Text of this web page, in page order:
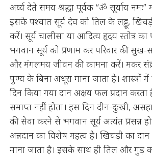
अर्घ्य देते समय श्रद्धा पूर्वक “ॐ सूर्याय नमः”
इसके पश्चात सूर्य देव को तिल के लड्डू,
करें। सूर्य चालीसा या आदित्य हृदय स्तोत्र
भगवान सूर्य को प्रणाम कर परिवार की सुख-
और मंगलमय जीवन की कामना करें। मकर
पुण्य के बिना अधूरा माना जाता है। शास्त्रों
दिन किया गया दान अक्षय फल प्रदान
समाप्त नहीं होता। इस दिन दीन-दुःखी,
की सेवा करने से भगवान सूर्य अत्यंत प्रसन्न
अन्नदान का विशेष महत्व है। खिचड़ी का
माना जाता है। इसके साथ ही तिल और गुड़